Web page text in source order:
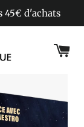
45€ d'achats